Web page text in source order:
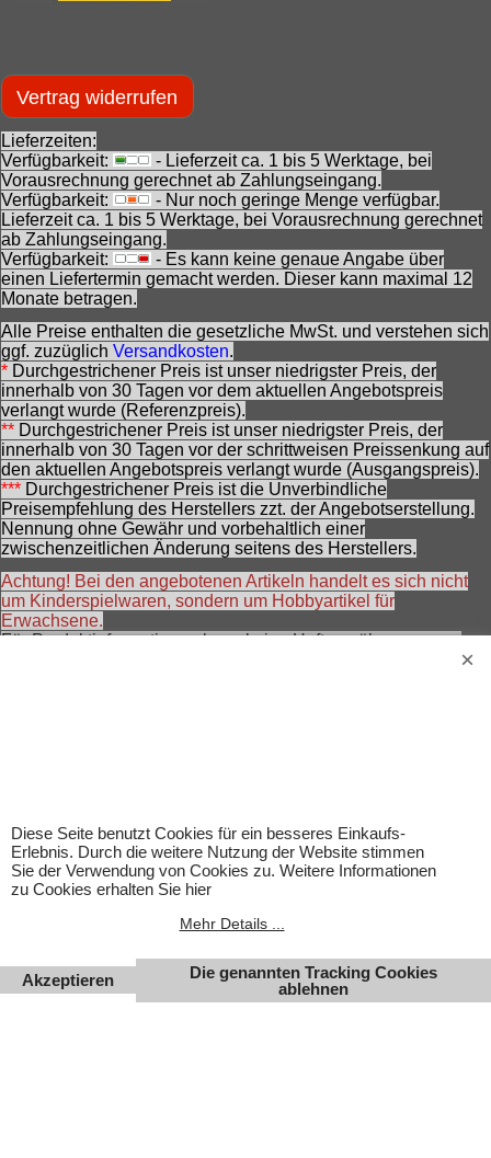
Vertrag widerrufen
Lieferzeiten:
Verfügbarkeit:
- Lieferzeit ca. 1 bis 5 Werktage, bei
Vorausrechnung gerechnet ab Zahlungseingang.
Verfügbarkeit:
- Nur noch geringe Menge verfügbar.
Lieferzeit ca. 1 bis 5 Werktage, bei Vorausrechnung gerechnet
ab Zahlungseingang.
Verfügbarkeit:
- Es kann keine genaue Angabe über
einen Liefertermin gemacht werden. Dieser kann maximal 12
Monate betragen.
Alle Preise enthalten die gesetzliche MwSt. und verstehen sich
ggf. zuzüglich Versandkosten.
* Durchgestrichener Preis ist unser niedrigster Preis, der
innerhalb von 30 Tagen vor dem aktuellen Angebotspreis
verlangt wurde (Referenzpreis).
** Durchgestrichener Preis ist unser niedrigster Preis, der
innerhalb von 30 Tagen vor der schrittweisen Preissenkung auf
den aktuellen Angebotspreis verlangt wurde (Ausgangspreis).
*** Durchgestrichener Preis ist die Unverbindliche
Preisempfehlung des Herstellers zzt. der Angebotserstellung.
Nennung ohne Gewähr und vorbehaltlich einer
zwischenzeitlichen Änderung seitens des Herstellers.
Achtung! Bei den angebotenen Artikeln handelt es sich nicht
um Kinderspielwaren, sondern um Hobbyartikel für
Erwachsene.
Für Produktinformationen kann keine Haftung übernommen
Diese Seite benutzt Cookies für ein besseres Einkaufs-
Erlebnis. Durch die weitere Nutzung der Website stimmen
Sie der Verwendung von Cookies zu. Weitere Informationen
zu Cookies erhalten Sie hier
Mehr Details ...
Akzeptieren
Die genannten Tracking Cookies
ablehnen